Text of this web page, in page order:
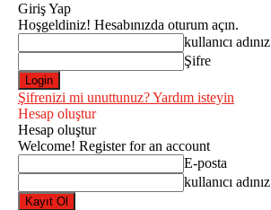
Giriş Yap
Hoşgeldiniz! Hesabınızda oturum açın.
kullanıcı adınız
Şifre
Şifrenizi mi unuttunuz? Yardım isteyin
Hesap oluştur
Hesap oluştur
Welcome! Register for an account
E-posta
kullanıcı adınız